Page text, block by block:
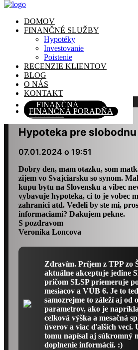
DOMOV
FINANČNÉ SLUŽBY
Hypotéky
Investovanie
Poistenie
RECENZIE KLIENTOV
BLOG
O NÁS
KONTAKT
FINANČNÁ
PORADŇA
DOMOV
FINANČNÉ SLUŽBY
Hypotéky
Investovanie
Poistenie
RECENZIE KLIENTOV
BLOG
O NÁS
KONTAKT
FINANČNÁ PORADŇA
Hypoteka pre
07.01.2024 o 19:51
Dobry den, mam otazku, som
zijem vo Svajciarsku so synom.
kupu bytu na Slovensku a vibec
vybavuje hypoteka, ci to je vobec
zahranici atd. Vedeli by ste mi,
informaciami? Dakujem pekne.
S pozdravom
Veronika Loncova
Zdravím. Príjem z TPP zo
aktuálne akceptuje jedine
pričom SLSP priemeruje
mesiacov a VÚB 6. Je to
samozrejme to záleží aj od
parametrov, ako je
celková výška a mesačná
úverov a viac ďalších vecí.
tomu napísal aj súkromný
doplnenie informácií. :)